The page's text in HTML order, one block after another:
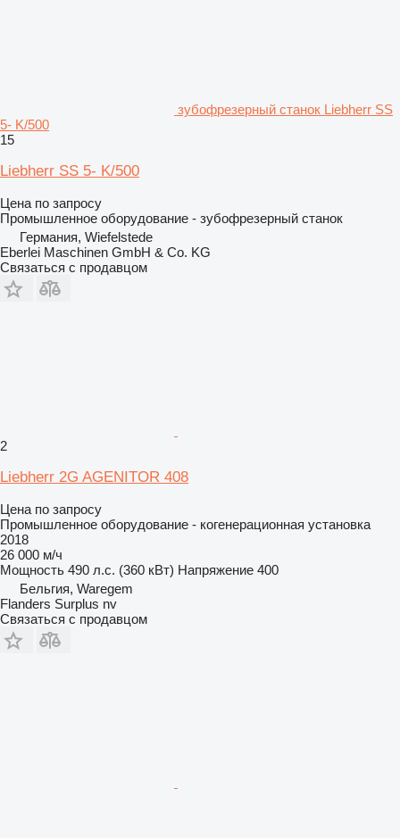
зубофрезерный станок Liebherr SS
5- K/500
15
Liebherr SS 5- K/500
Цена по запросу
Промышленное оборудование - зубофрезерный станок
Германия, Wiefelstede
Eberlei Maschinen GmbH & Co. KG
Связаться с продавцом
2
Liebherr 2G AGENITOR 408
Цена по запросу
Промышленное оборудование - когенерационная установка
2018
26 000 м/ч
Мощность 490 л.с. (360 кВт) Напряжение 400
Бельгия, Waregem
Flanders Surplus nv
Связаться с продавцом